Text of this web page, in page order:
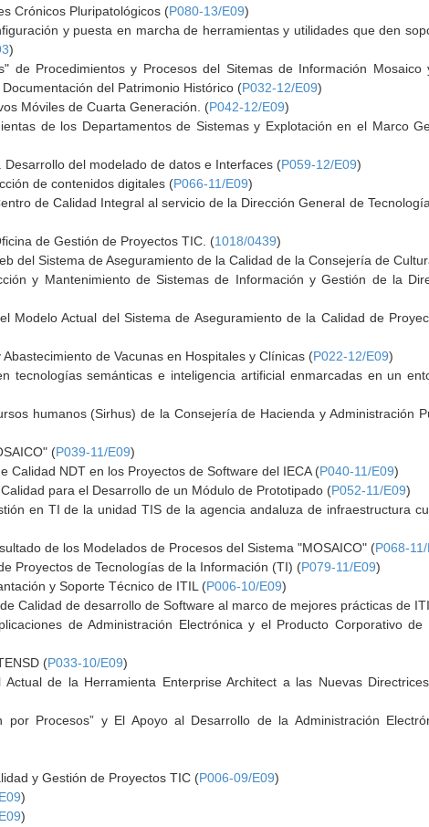
Crónicos Pluripatológicos (P080-13/E09)
y puesta en marcha de herramientas y utilidades que den
)
de Procedimientos y Procesos del Sitemas de Información
del Patrimonio Histórico (P032-12/E09)
Móviles de Cuarta Generación. (P042-12/E09)
de los Departamentos de Sistemas y Explotación en el Marco
del modelado de datos e Interfaces (P059-12/E09)
de contenidos digitales (P066-11/E09)
de Calidad Integral al servicio de la Dirección General de
de Gestión de Proyectos TIC. (1018/0439)
del Sistema de Aseguramiento de la Calidad de la Consejería de
y Mantenimiento de Sistemas de Información y Gestión de la
Modelo Actual del Sistema de Aseguramiento de la Calidad de
de Vacunas en Hospitales y Clínicas (P022-12/E09)
tecnologías semánticas e inteligencia artificial enmarcadas en un
humanos (Sirhus) de la Consejería de Hacienda y Administración
(P039-11/E09)
Calidad NDT en los Proyectos de Software del IECA (P040-11/E09)
para el Desarrollo de un Módulo de Prototipado (P052-11/E09)
en TI de la unidad TIS de la agencia andaluza de infraestructura
de los Modelados de Procesos del Sistema "MOSAICO" (P068-
Proyectos de Tecnologías de la Información (TI) (P079-11/E09)
y Soporte Técnico de ITIL (P006-10/E09)
Calidad de desarrollo de Software al marco de mejores prácticas de
de Administración Electrónica y el Producto Corporativo de
(P033-10/E09)
de la Herramienta Enterprise Architect a las Nuevas
Procesos” y El Apoyo al Desarrollo de la Administración
y Gestión de Proyectos TIC (P006-09/E09)
)
)